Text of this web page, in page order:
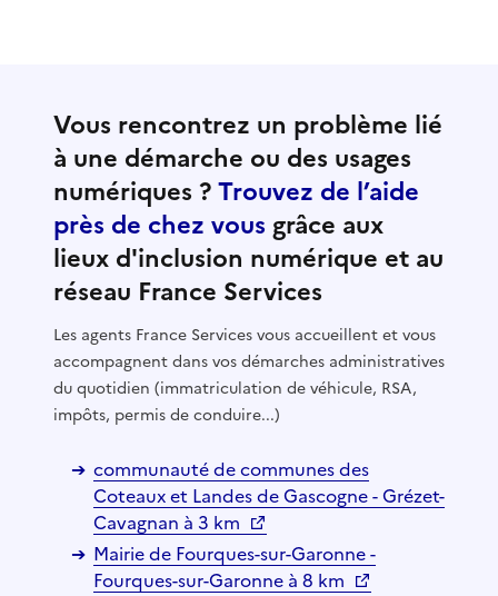
Vous rencontrez un problème lié
à une démarche ou des usages
numériques ?Trouvez de l’aide
près de chez vous grâce aux
lieux d'inclusion numérique et au
réseau France Services
Les agents France Services vous accueillent et vous
accompagnent dans vos démarches administratives
du quotidien (immatriculation de véhicule, RSA,
impôts, permis de conduire...)
communauté de communes des
Coteaux et Landes de Gascogne - Grézet-
Cavagnan à 3 km
Mairie de Fourques-sur-Garonne -
Fourques-sur-Garonne à 8 km